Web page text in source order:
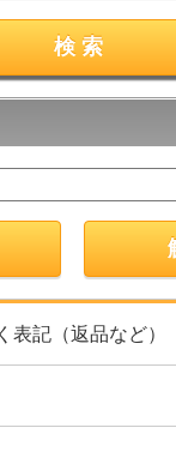
表記（返品など）